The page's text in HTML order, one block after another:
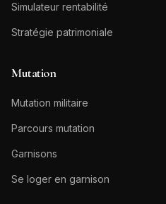
Simulateur rentabilité
Stratégie patrimoniale
Mutation
Mutation militaire
Parcours mutation
Garnisons
Se loger en garnison